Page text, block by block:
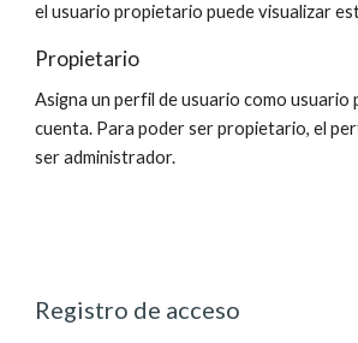
el usuario propietario puede visualizar
Propietario
cuenta. Para poder ser propietario, el
ser administrador.
Registro de acceso